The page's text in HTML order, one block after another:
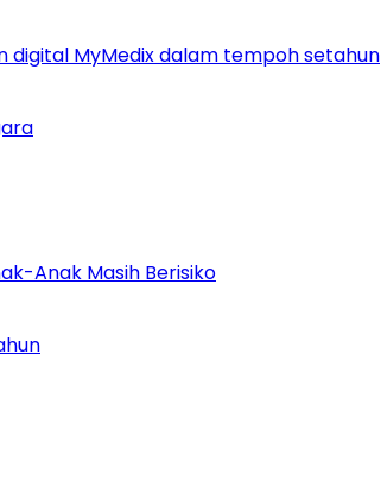
digital MyMedix dalam tempoh setahun
Anak Masih Berisiko